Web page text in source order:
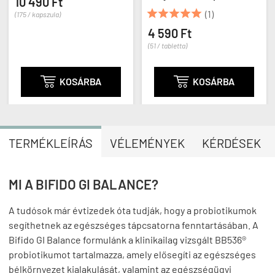
(175 / kapszula)
 KOSÁRBA
 (1)
4 590 Ft
(51 / tabletta)
 KOSÁRBA
TERMÉKLEÍRÁS VÉLEMÉNYEK KÉRDÉSEK
MI A BIFIDO GI BALANCE?
A tudósok már évtizedek óta tudják, hogy a probiotikumok
segíthetnek az egészséges tápcsatorna fenntartásában. A
Bifido GI Balance formulánk a klinikailag vizsgált BB536®
probiotikumot tartalmazza, amely elősegíti az egészséges
bélkörnyezet kialakulását, valamint az egészségügyi